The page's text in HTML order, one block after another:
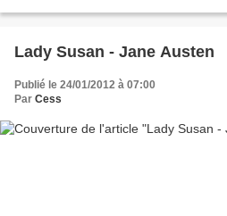
Lady Susan - Jane Austen
Publié le 24/01/2012 à 07:00
Par Cess